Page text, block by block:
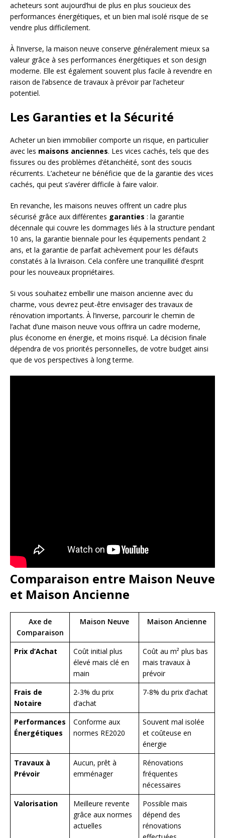
acheteurs sont aujourd’hui de plus en plus soucieux des
performances énergétiques, et un bien mal isolé risque de se
vendre plus difficilement.
À l’inverse, la maison neuve conserve généralement mieux sa
valeur grâce à ses performances énergétiques et son design
moderne. Elle est également souvent plus facile à revendre en
raison de l’absence de travaux à prévoir par l’acheteur
potentiel.
Les Garanties et la Sécurité
Acheter un bien immobilier comporte un risque, en particulier
avec les maisons anciennes. Les vices cachés, tels que des
fissures ou des problèmes d’étanchéité, sont des soucis
récurrents. L’acheteur ne bénéficie que de la garantie des vices
cachés, qui peut s’avérer difficile à faire valoir.
En revanche, les maisons neuves offrent un cadre plus
sécurisé grâce aux différentes garanties : la garantie
décennale qui couvre les dommages liés à la structure pendant
10 ans, la garantie biennale pour les équipements pendant 2
ans, et la garantie de parfait achèvement pour les défauts
constatés à la livraison. Cela confère une tranquillité d’esprit
pour les nouveaux propriétaires.
Si vous souhaitez embellir une maison ancienne avec du
charme, vous devrez peut-être envisager des travaux de
rénovation importants. À l’inverse, parcourir le chemin de
l’achat d’une maison neuve vous offrira un cadre moderne,
plus économe en énergie, et moins risqué. La décision finale
dépendra de vos priorités personnelles, de votre budget ainsi
que de vos perspectives à long terme.
Comparaison entre Maison Neuve
et Maison Ancienne
Axe de
Comparaison
Maison Neuve Maison Ancienne
Prix d’Achat
Coût initial plus
élevé mais clé en
main
Coût au m² plus bas
mais travaux à
prévoir
Frais de
Notaire
2-3% du prix
d’achat
7-8% du prix d’achat
Performances
Énergétiques
Conforme aux
normes RE2020
Souvent mal isolée
et coûteuse en
énergie
Travaux à
Prévoir
Aucun, prêt à
emménager
Rénovations
fréquentes
nécessaires
Valorisation
Meilleure revente
grâce aux normes
actuelles
Possible mais
dépend des
rénovations